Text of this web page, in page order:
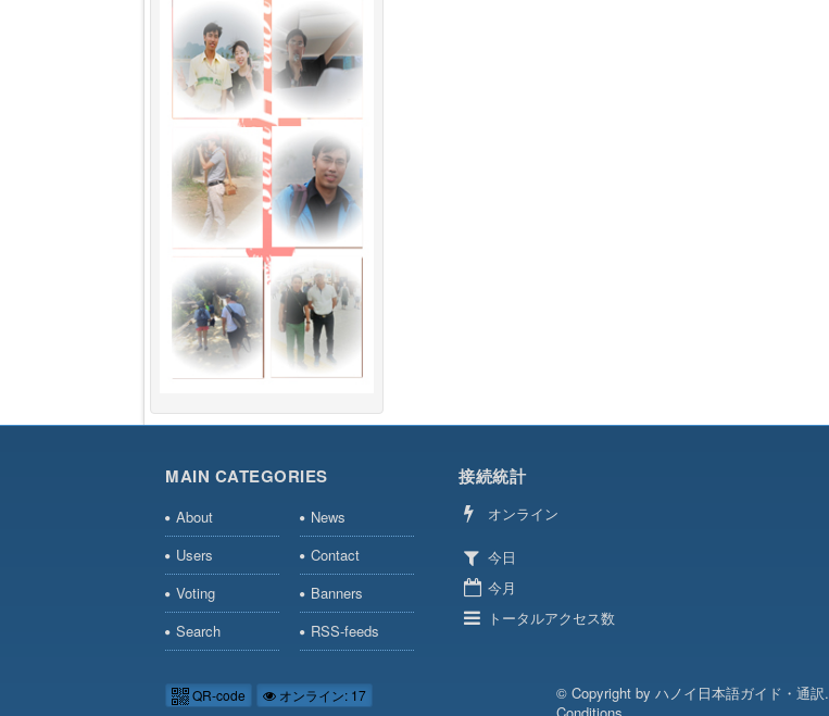
MAIN CATEGORIES
About
News
Users
Contact
Voting
Banners
Search
RSS-feeds
接続統計
オンライン
今日
今月
トータルアクセス数
QR-code オンライン: 17 © Copyright by ハノイ日本語ガイド・通訳.
Conditions